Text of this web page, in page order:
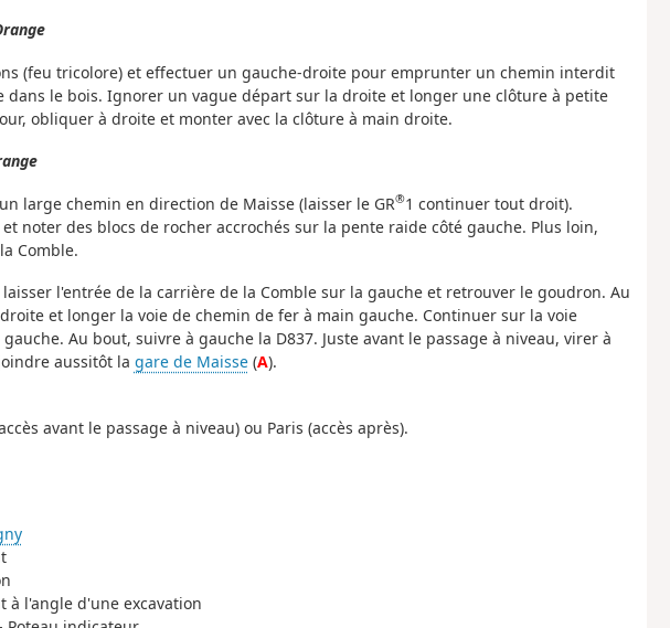
(feu tricolore) et effectuer un gauche-droite pour emprunter un chemin interdit
dans le bois. Ignorer un vague départ sur la droite et longer une clôture à petite
obliquer à droite et monter avec la clôture à main droite.
large chemin en direction de Maisse (laisser le GR®1 continuer tout droit).
noter des blocs de rocher accrochés sur la pente raide côté gauche. Plus loin,
Comble.
l'entrée de la carrière de la Comble sur la gauche et retrouver le goudron. Au
et longer la voie de chemin de fer à main gauche. Continuer sur la voie
Au bout, suivre à gauche la D837. Juste avant le passage à niveau, virer à
aussitôt la gare de Maisse(A).
avant le passage à niveau) ou Paris (accès après).
à l'angle d'une excavation